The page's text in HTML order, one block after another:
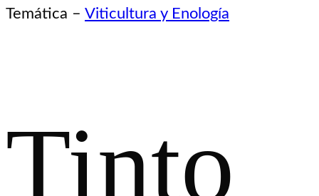
Temática – Viticultura y Enología
Tinto